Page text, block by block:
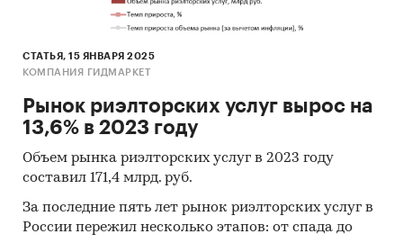
СТАТЬЯ, 15 ЯНВАРЯ 2025
КОМПАНИЯ ГИДМАРКЕТ
Рынок риэлторских услуг вырос на
13,6% в 2023 году
Объем рынка риэлторских услуг в 2023 году
составил 171,4 млрд. руб.
За последние пять лет рынок риэлторских услуг в
России пережил несколько этапов: от спада до